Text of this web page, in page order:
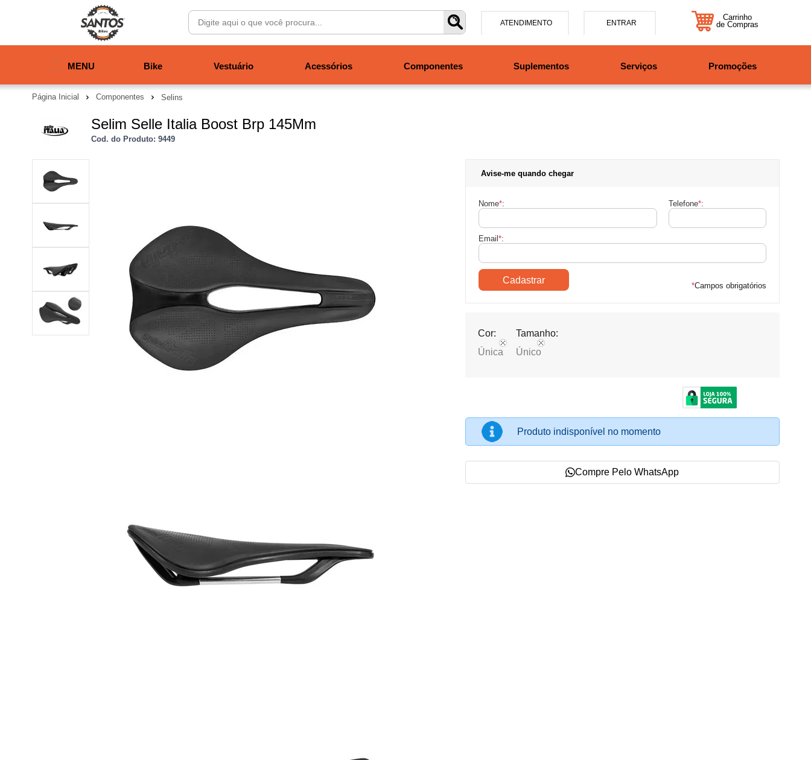
ATENDIMENTO
47997708525
ENTRAR
Carrinho
de Compras
MENU Bike Vestuário Acessórios Componentes Suplementos Serviços Promoções
Página Inicial Componentes Selins
Selim Selle Italia Boost Brp 145Mm
Cod. do Produto: 9449
Avise-me quando chegar
Nome*: Telefone*:
Email *:
*Campos obrigatórios
Cor:
Única
Tamanho:
Único
Produto indisponível no momento
Compre Pelo WhatsApp